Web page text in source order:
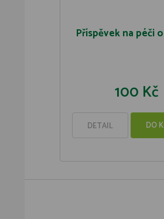
Příspěvek na péči
100 Kč
DETAIL DO